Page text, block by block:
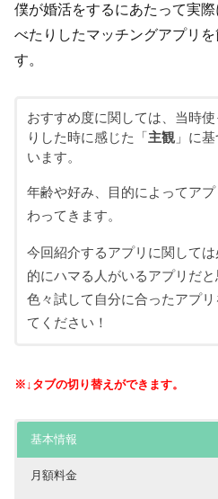
僕が婚活をするにあたって実
べたりしたマッチングアプリ
す。
おすすめ度に関しては、当時
りした時に感じた「 主観」に基
います。
年齢や好み、目的によってア
わってきます。
今回紹介するアプリに関しては
的にハマる人がいるアプリだと
色々試して自分に合ったアプ
てください！
※↓タブの切り替えができます。
基本情報
月額料金